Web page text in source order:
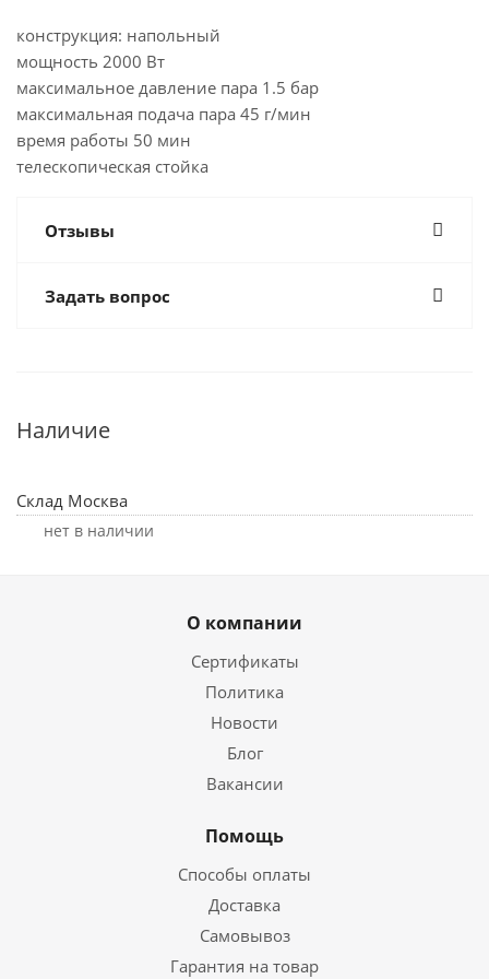
конструкция: напольный
мощность 2000 Вт
максимальное давление пара 1.5 бар
максимальная подача пара 45 г/мин
время работы 50 мин
телескопическая стойка
Отзывы
Задать вопрос
Наличие
Склад Москва
Нет в наличии
О компании
Сертификаты
Политика
Новости
Блог
Вакансии
Помощь
Способы оплаты
Доставка
Самовывоз
Гарантия на товар